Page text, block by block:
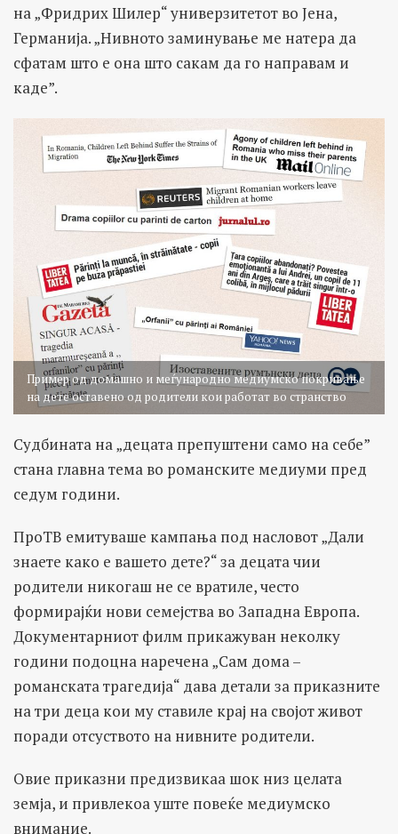
на „Фридрих Шилер“ универзитетот во Јена,
Германија. „Нивното заминување ме натера да
сфатам што е она што сакам да го направам и
каде”.
Пример од домашно и меѓународно медиумско покривање
на дете оставено од родители кои работат во странство
Судбината на „децата препуштени само на себе”
стана главна тема во романските медиуми пред
седум години.
ПроТВ емитуваше кампања под насловот „Дали
знаете како е вашето дете?“ за децата чии
родители никогаш не се вратиле, често
формирајќи нови семејства во Западна Европа.
Документарниот филм прикажуван неколку
години подоцна наречена „Сам дома –
романската трагедија“ дава детали за приказните
на три деца кои му ставиле крај на својот живот
поради отсуството на нивните родители.
Овие приказни предизвикаа шок низ целата
земја, и привлекоа уште повеќе медиумско
внимание.